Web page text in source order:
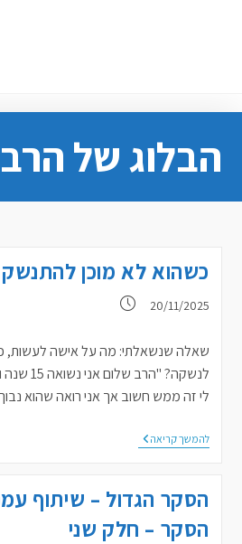
הבלוג של
כשהוא לא מוכן להתנשק
פורסם:
20/11/2025
שאלה שנשאלתי: מה על אישה
לנשקה?
לי זה ממש חשוב אך אני רואה שהוא
להמשך קריאהכשהוא
לא
הסקר הגדול – שיתוף
הסקר – חלק שני